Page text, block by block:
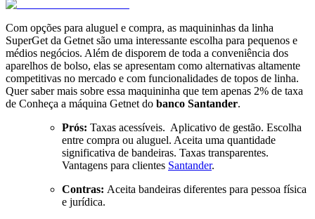
Com opções para aluguel e compra, as maquininhas da linha
SuperGet da Getnet são uma interessante escolha para pequenos e
médios negócios. Além de disporem de toda a conveniência dos
aparelhos de bolso, elas se apresentam como alternativas altamente
competitivas no mercado e com funcionalidades de topos de linha.
Quer saber mais sobre essa maquininha que tem apenas 2% de taxa
de Conheça a máquina Getnet do banco Santander.
Prós: Taxas acessíveis. Aplicativo de gestão. Escolha
entre compra ou aluguel. Aceita uma quantidade
significativa de bandeiras. Taxas transparentes.
Vantagens para clientes Santander.
Contras: Aceita bandeiras diferentes para pessoa física
e jurídica.